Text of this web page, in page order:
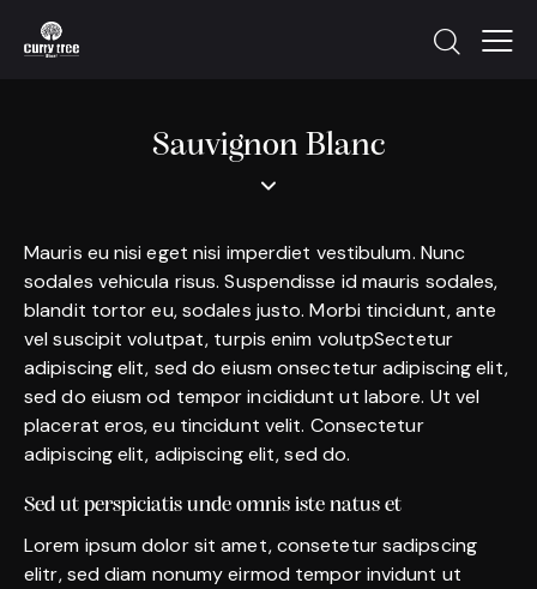
Sauvignon Blanc
Mauris eu nisi eget nisi imperdiet vestibulum. Nunc
sodales vehicula risus. Suspendisse id mauris sodales,
blandit tortor eu, sodales justo. Morbi tincidunt, ante
vel suscipit volutpat, turpis enim volutpSectetur
adipiscing elit, sed do eiusm onsectetur adipiscing elit,
sed do eiusm od tempor incididunt ut labore. Ut vel
placerat eros, eu tincidunt velit. Consectetur
adipiscing elit, adipiscing elit, sed do.
Sed ut perspiciatis unde omnis iste natus et
Lorem ipsum dolor sit amet, consetetur sadipscing
elitr, sed diam nonumy eirmod tempor invidunt ut